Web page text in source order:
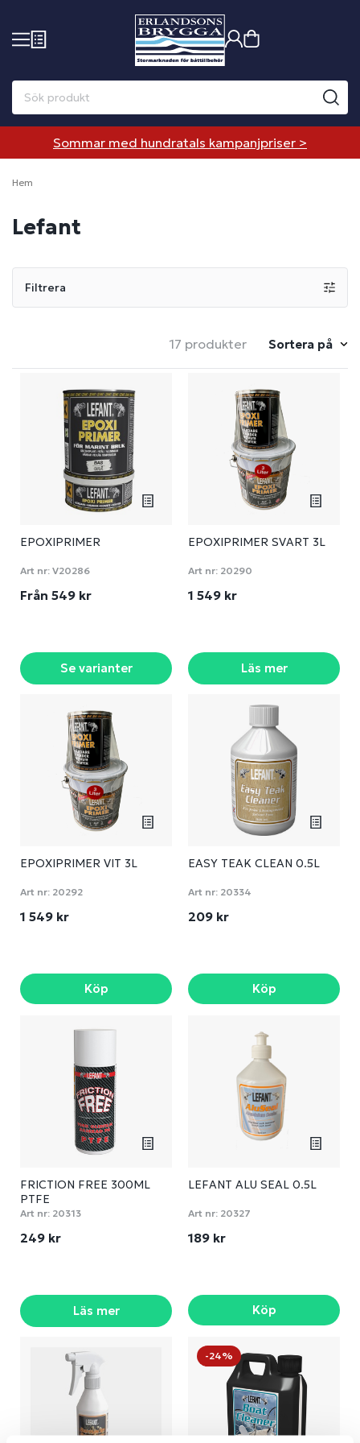
Sommar med hundratals kampanjpriser >
Hem
Lefant
Filtrera
17 produkter Sortera på
EPOXIPRIMER
Art nr: V20286
Från 549 kr
Se varianter
EPOXIPRIMER SVART 3L
Art nr: 20290
1 549 kr
Läs mer
EPOXIPRIMER VIT 3L
Art nr: 20292
1 549 kr
Köp
EASY TEAK CLEAN 0.5L
Art nr: 20334
209 kr
Köp
FRICTION FREE 300ML
PTFE
Art nr: 20313
249 kr
Läs mer
LEFANT ALU SEAL 0.5L
Art nr: 20327
189 kr
Köp
-24%